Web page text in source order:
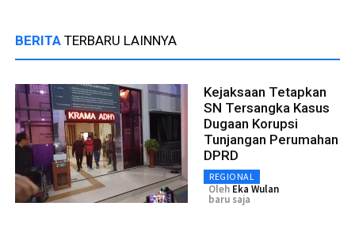
BERITA TERBARU LAINNYA
Kejaksaan Tetapkan
SN Tersangka Kasus
Dugaan Korupsi
Tunjangan Perumahan
DPRD
REGIONAL
Oleh Eka Wulan
baru saja